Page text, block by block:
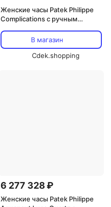
Женские часы Patek Philippe
Complications с ручным
В магазин
Cdek.shopping
6 277 328 ₽
Женские часы Patek Philippe